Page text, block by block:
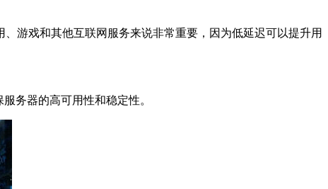
游戏和其他互联网服务来说非常重要，因为低延迟可以提升用
务器的高可用性和稳定性。